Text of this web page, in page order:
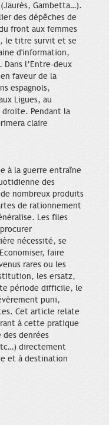
Gambetta…).
des dépêches de
front aux femmes
le titre survit et se
d'information,
Dans l’Entre-deux
faveur de la
espagnols,
Ligues, au
Pendant la
claire
à la guerre entraîne
des
nombreux produits
de rationnement
Les files
nécessité, se
faire
rares ou les
les ersatz,
période difficile, le
puni,
Cet article relate
à cette pratique
denrées
directement
et à destination